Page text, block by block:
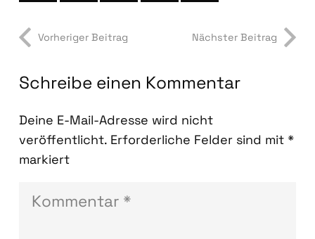
Vorheriger Beitrag Nächster Beitrag
Schreibe einen Kommentar
Deine E-Mail-Adresse wird nicht
veröffentlicht. Erforderliche Felder sind mit *
markiert